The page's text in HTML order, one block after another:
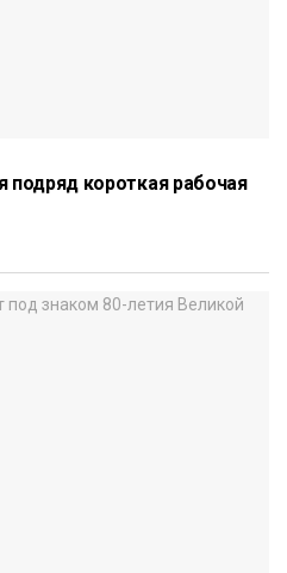
подряд короткая рабочая